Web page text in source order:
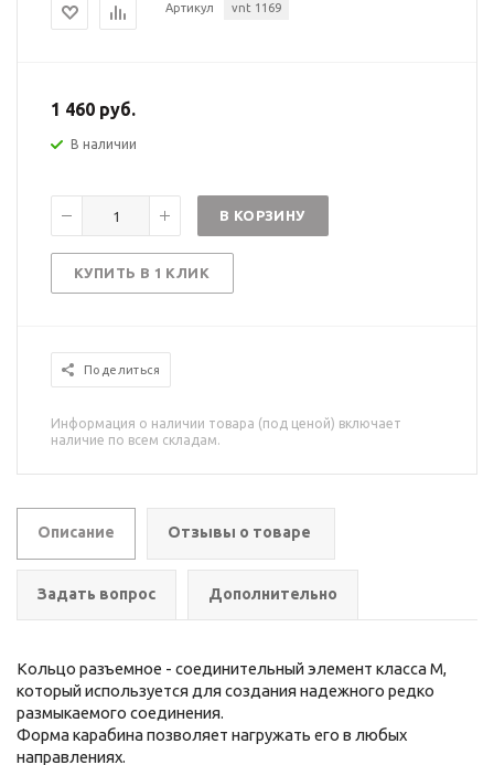
Артикул vnt 1169
1 460 руб.
В наличии
В КОРЗИНУ
КУПИТЬ В 1 КЛИК
Поделиться
Информация о наличии товара (под ценой) включает
наличие по всем складам.
Описание Отзывы о товаре
Задать вопрос Дополнительно
Кольцо разъемное - соединительный элемент класса М,
который используется для создания надежного редко
размыкаемого соединения.
Форма карабина позволяет нагружать его в любых
направлениях.